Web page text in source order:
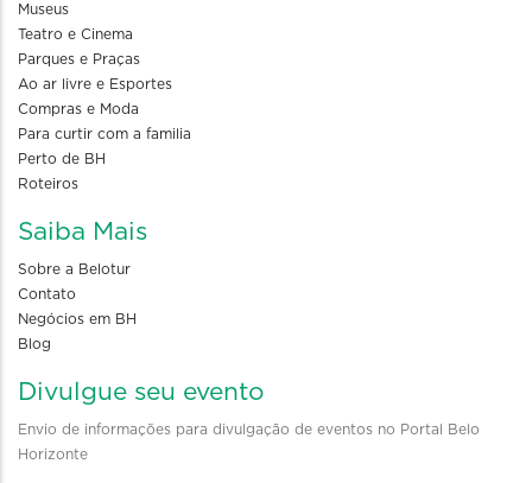
Museus
Teatro e Cinema
Parques e Praças
Ao ar livre e Esportes
Compras e Moda
Para curtir com a familia
Perto de BH
Roteiros
Saiba Mais
Sobre a Belotur
Contato
Negócios em BH
Blog
Divulgue seu evento
Envio de informações para divulgação de eventos no Portal Belo
Horizonte